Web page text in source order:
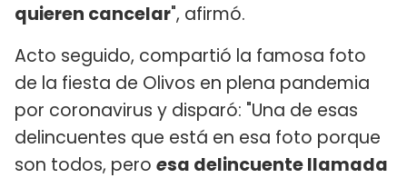
quieren cancelar", afirmó.
Acto seguido, compartió la famosa foto
de la fiesta de Olivos en plena pandemia
por coronavirus y disparó: "Una de esas
delincuentes que está en esa foto porque
son todos, pero esa delincuente llamada